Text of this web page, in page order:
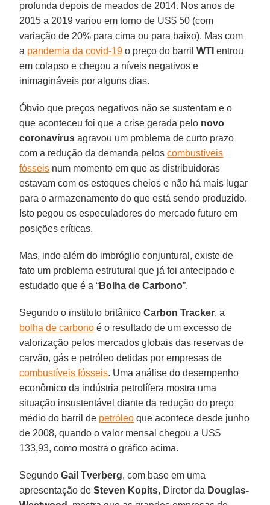
profunda depois de meados de 2014. Nos anos de
2015 a 2019 variou em torno de US$ 50 (com
variação de 20% para cima ou para baixo). Mas com
a pandemia da covid-19 o preço do barrilWTI entrou
em colapso e chegou a níveis negativos e
inimagináveis por alguns dias.
Óbvio que preços negativos não se sustentam e o
que aconteceu foi que a crise gerada pelo novo
coronavírus agravou um problema de curto prazo
com a redução da demanda peloscombustíveis
fósseis num momento em que as distribuidoras
estavam com os estoques cheios e não há mais lugar
para o armazenamento do que está sendo produzido.
Isto pegou os especuladores do mercado futuro em
posições críticas.
Mas, indo além do imbróglio conjuntural, existe de
fato um problema estrutural que já foi antecipado e
estudado que é a “Bolha de Carbono”.
Segundo o instituto britânicoCarbon Tracker, a
bolha de carbono é o resultado de um excesso de
valorização pelos mercados globais das reservas de
carvão, gás e petróleo detidas por empresas de
combustíveis fósseis. Uma análise do desempenho
econômico da indústria petrolífera mostra uma
situação insustentável diante da redução do preço
médio do barril de petróleo que acontece desde junho
de 2008, quando o valor mensal chegou a US$
133,93, como mostra o gráfico acima.
SegundoGail Tverberg, com base em uma
apresentação deSteven Kopits, Diretor da Douglas-